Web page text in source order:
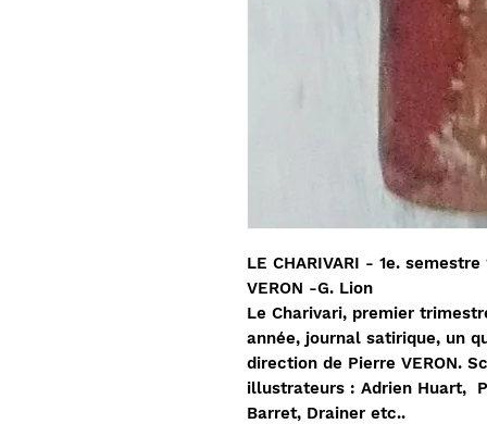
LE CHARIVARI - 1e.
VERON -G. Lion
Le Charivari, premier
année, journal satirique, un
direction de Pierre VERON.
illustrateurs : Adrien Huart,
Barret, Drainer etc..